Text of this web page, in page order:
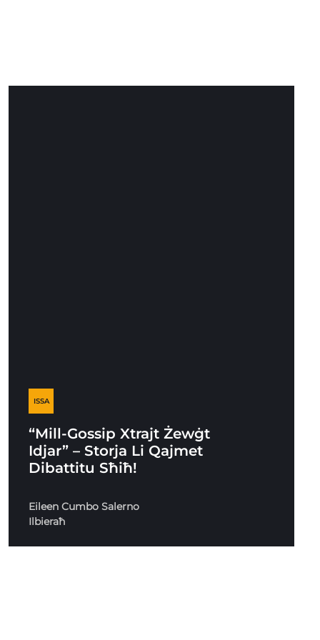
ISSA
“Mill-Gossip Xtrajt Żewġt
Idjar” – Storja Li Qajmet
Dibattitu Sħiħ!
Eileen Cumbo Salerno
Ilbieraħ